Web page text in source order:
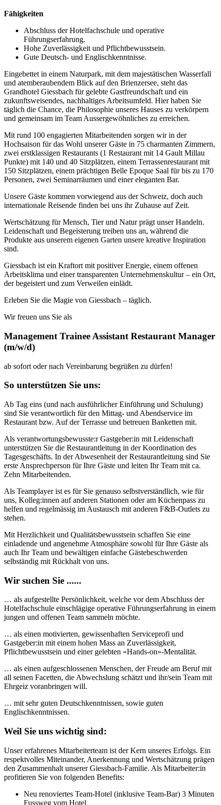
Fähigkeiten
Abschluss der Hotelfachschule und operative
Führungserfahrung.
Hohe Zuverlässigkeit und Pflichtbewusstsein.
Gute Deutsch- und Englischkenntnisse.
Eingebettet in einem Naturpark, mit dem majestätischen Wasserfall
und atemberaubendem Blick auf den Brienzersee, steht das
Grandhotel Giessbach für gelebte Gastfreundschaft und ein
zukunftsweisendes, nachhaltiges Arbeitsumfeld. Hier haben Sie
täglich die Chance, die Philosophie unseres Hauses zu verkörpern
und gemeinsam im Team Aussergewöhnliches zu erreichen.
Mit rund 100 engagierten Mitarbeitenden sorgen wir in der
Hochsaison für das Wohl unserer Gäste in 75 charmanten Zimmern,
zwei erstklassigen Restaurants (1 Restaurant mit 14 Gault Millau
Punkte) mit 140 und 40 Sitzplätzen, einem Terrassenrestaurant mit
150 Sitzplätzen, einem prächtigen Belle Epoque Saal für bis zu 170
Personen, zwei Seminarräumen und einer eleganten Bar.
Unsere Gäste kommen vorwiegend aus der Schweiz, doch auch
internationale Reisende finden bei uns ihr Zuhause auf Zeit.
Wertschätzung für Mensch, Tier und Natur prägt unser Handeln.
Leidenschaft und Begeisterung treiben uns an, während die
Produkte aus unserem eigenen Garten unsere kreative Inspiration
sind.
Giessbach ist ein Kraftort mit positiver Energie, einem offenen
Arbeitsklima und einer transparenten Unternehmenskultur – ein Ort,
der begeistert und zum Verweilen einlädt.
Erleben Sie die Magie von Giessbach – täglich.
Wir freuen uns Sie als
Management Trainee Assistant Restaurant Manager
(m/w/d)
ab sofort oder nach Vereinbarung begrüßen zu dürfen!
So unterstützen Sie uns:
Ab Tag eins (und nach ausführlicher Einführung und Schulung)
sind Sie verantwortlich für den Mittag- und Abendservice im
Restaurant bzw. Auf der Terrasse und betreuen Banketten mit.
Als verantwortungsbewusste:r Gastgeber:in mit Leidenschaft
unterstützen Sie die Restaurantleitung in der Koordination des
Tagesgeschäfts. In der Abwesenheit der Restaurantleitung sind Sie
erste Ansprechperson für Ihre Gäste und leiten Ihr Team mit ca.
Zehn Mitarbeitenden.
Als Teamplayer ist es für Sie genauso selbstverständlich, wie für
uns, Kolleg:innen auf anderen Stationen oder am Küchenpass zu
helfen und regelmässig im Austausch mit anderen F&B-Outlets zu
stehen.
Mit Herzlichkeit und Qualitätsbewusstsein schaffen Sie eine
einladende und angenehme Atmosphäre sowohl für Ihre Gäste als
auch Ihr Team und bewältigen einfache Gästebeschwerden
selbständig mit Rückhalt von uns.
Wir suchen Sie ......
… als aufgestellte Persönlichkeit, welche vor dem Abschluss der
Hotelfachschule einschlägige operative Führungserfahrung in einem
jungen und offenen Team sammeln möchte.
… als einen motivierten, gewissenhaften Serviceprofi und
Gastgeber:in mit einem hohen Mass an Zuverlässigkeit,
Pflichtbewusstsein und einer gelebten «Hands-on»-Mentalität.
… als einen aufgeschlossenen Menschen, der Freude am Beruf mit
all seinen Facetten, die Abwechslung schätzt und ihr/sein Team mit
Ehrgeiz voranbringen will.
… mit sehr guten Deutschkenntnissen, sowie guten
Englischkenntnissen.
Weil Sie uns wichtig sind:
Unser erfahrenes Mitarbeiterteam ist der Kern unseres Erfolgs. Ein
respektvolles Miteinander, Anerkennung und Wertschätzung prägen
den Zusammenhalt unserer Giessbach-Familie. Als Mitarbeiter:in
profitieren Sie von folgenden Benefits:
Neu renoviertes Team-Hotel (inklusive Team-Bar) 3 Minuten
Fussweg vom Hotel